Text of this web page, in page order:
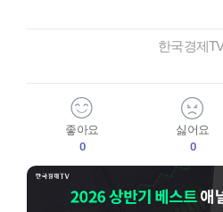
한국경제
좋아요
0
싫어요
0